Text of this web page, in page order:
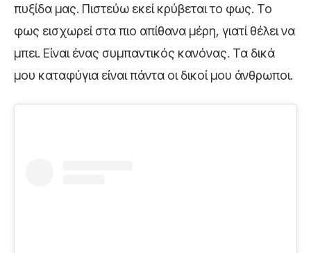
πυξίδα μας. Πιστεύω εκεί κρύβεται το φως. Το
φως εισχωρεί στα πιο απίθανα μέρη, γιατί θέλει να
μπει. Είναι ένας συμπαντικός κανόνας. Τα δικά
μου καταφύγια είναι πάντα οι δικοί μου άνθρωποι.